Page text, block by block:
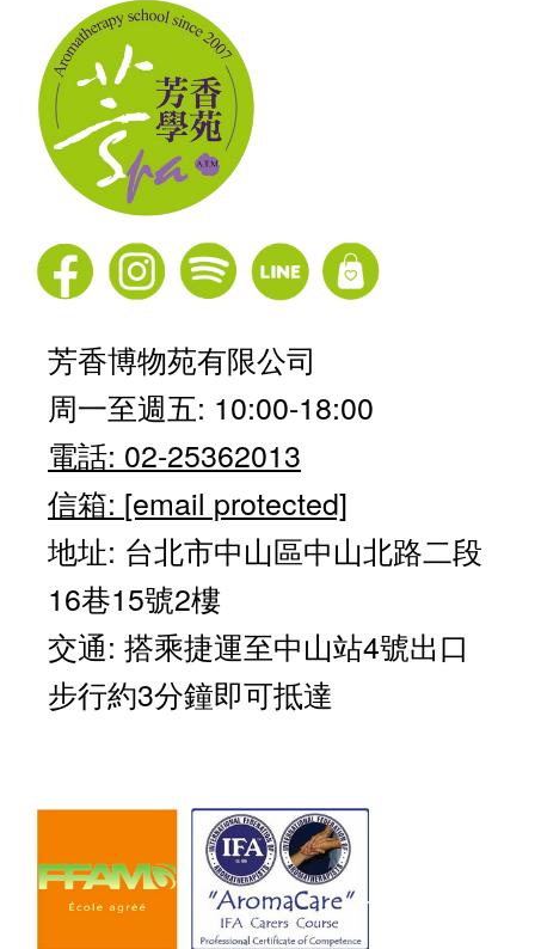
芳香博物苑有限公司
周一至週五: 10:00-18:00
電話: 02-25362013
信箱: [email protected]
地址: 台北市中山區中山北路二段
16巷15號2樓
交通: 搭乘捷運至中山站4號出口
步行約3分鐘即可抵達